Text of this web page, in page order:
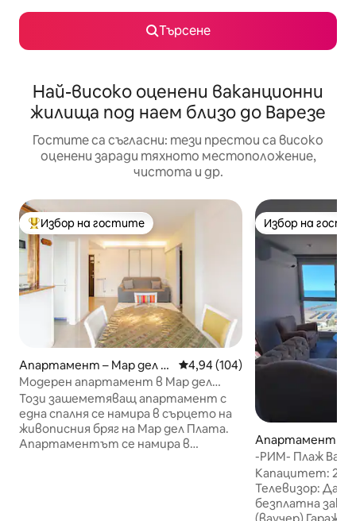
Търсене
Най-високо оценени ваканционни
жилища под наем близо до Варезе
Гостите са съгласни: тези престои са високо
оценени заради тяхното местоположение,
чистота и др.
Най-популярен избор на гостите
Избор на гостите
Апартамент – Мар дел П
лата
Средна оценка: 4,94 от 5,
4,94 (104)
Модерен апартамент в Мар дел
Плата с изглед към морето
„Наутилус“
Този зашеметяващ апартамент с
една спалня се намира в сърцето на
живописния бряг на Мар дел Плата.
Апартаментът се намира в
Избор на
Избор на
Апартамент –
ата
-РИМ- Плаж
Капацитет: 2 гости
Телевизор: Да
безплатна